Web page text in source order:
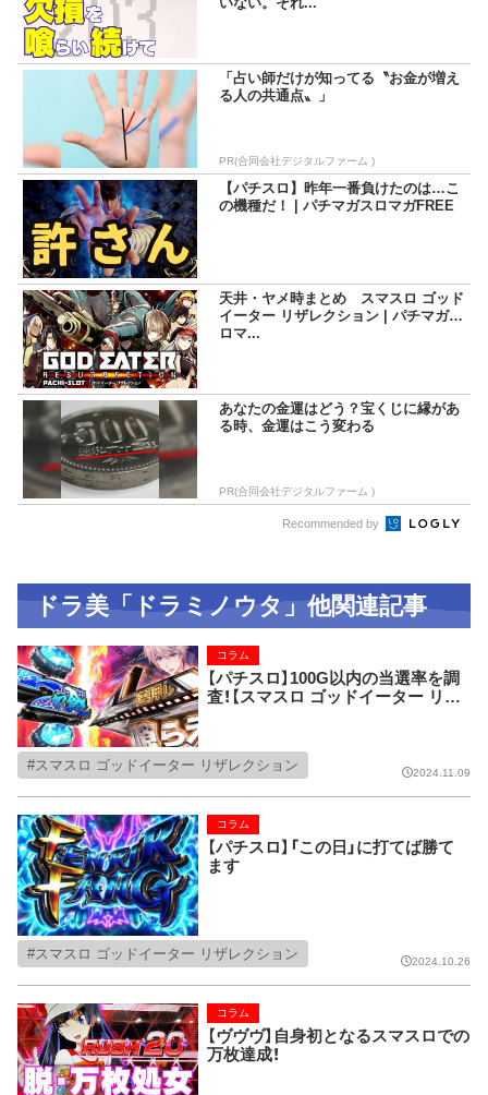
「占い師だけが知ってる〝お金が増え
る人の共通点〟」
PR(合同会社デジタルファーム )
【パチスロ】昨年一番負けたのは…こ
の機種だ！ | パチマガスロマガFREE
天井・ヤメ時まとめ スマスロ ゴッド
イーター リザレクション | パチマガス
ロマ...
あなたの金運はどう？宝くじに縁があ
る時、金運はこう変わる
PR(合同会社デジタルファーム )
Recommended by
ドラ美「ドラミノウタ」他関連記事
【パチスロ】100G以内の当選率を調
査！【スマスロ ゴッドイーター リザ
コラム
スマスロ ゴッドイーター リザレクション 2024.11.09
【パチスロ】「この日」に打てば勝て
ます
コラム
スマスロ ゴッドイーター リザレクション 2024.10.26
【ヴヴヴ】自身初となるスマスロでの
万枚達成！
コラム